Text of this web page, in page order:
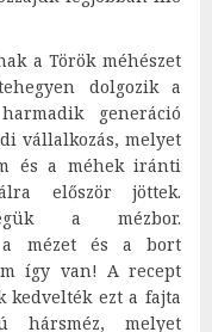
a Török méhészet
dolgozik a
generáció
vállalkozás, melyet
és a méhek iránti
először jöttek.
a mézbor.
a mézet és a bort
így van! A recept
kedvelték ezt a fajta
hársméz, melyet